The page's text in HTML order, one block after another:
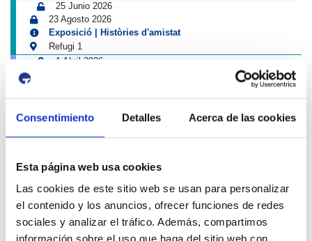
Consentimiento Detalles Acerca de las cookies
Esta página web usa cookies
Las cookies de este sitio web se usan para personalizar
el contenido y los anuncios, ofrecer funciones de redes
sociales y analizar el tráfico. Además, compartimos
25 Junio 2026
23 Agosto 2026
Exposició | Històries d'amistat
Refugi 1
1 Abril 2026
Museu del Port
25 Junio 2026
7 Julio 2026
7 Octubre 2026
El Teatret